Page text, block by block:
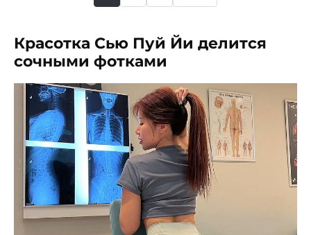
Красотка Сью Пуй Йи делится
сочными фотками